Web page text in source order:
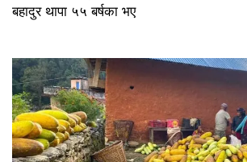
बहादुर थापा ५५ बर्षका भए